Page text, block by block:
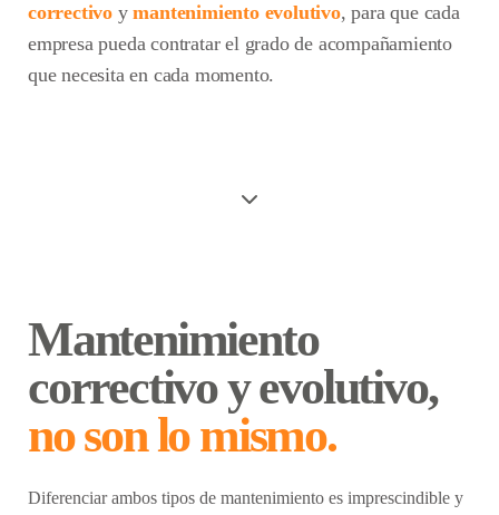
correctivo ymantenimiento evolutivo, para que cada
empresa pueda contratar el grado de acompañamiento
que necesita en cada momento.
Mantenimiento
correctivo y evolutivo,
no son lo mismo.
Diferenciar ambos tipos de mantenimiento es imprescindible y